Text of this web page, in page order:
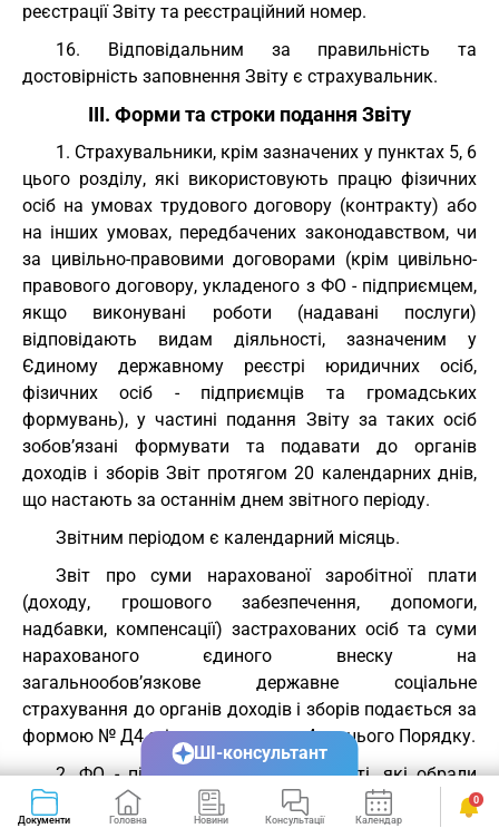
реєстрації Звіту та реєстраційний номер.
16. Відповідальним за правильність та
достовірність заповнення Звіту є страхувальник.
III. Форми та строки подання Звіту
1. Страхувальники, крім зазначених у пунктах 5, 6
цього розділу, які використовують працю фізичних
осіб на умовах трудового договору (контракту) або
на інших умовах, передбачених законодавством, чи
за цивільно-правовими договорами (крім цивільно-
правового договору, укладеного з ФО - підприємцем,
якщо виконувані роботи (надавані послуги)
відповідають видам діяльності, зазначеним у
Єдиному державному реєстрі юридичних осіб,
фізичних осіб - підприємців та громадських
формувань), у частині подання Звіту за таких осіб
зобов’язані формувати та подавати до органів
доходів і зборів Звіт протягом 20 календарних днів,
що настають за останнім днем звітного періоду.
Звітним періодом є календарний місяць.
Звіт про суми нарахованої заробітної плати
(доходу, грошового забезпечення, допомоги,
надбавки, компенсації) застрахованих осіб та суми
нарахованого єдиного внеску на
загальнообов’язкове державне соціальне
страхування до органів доходів і зборів подається за
формою № Д4 згідно з додатком 4 до цього Порядку.
2. ФО - підприємці, у тому числі ті, які обрали
спрощену систему оподаткування, формують та
подають до органів доходів і зборів Звіт самі за себе
Документи Головна Новини Консультації Календар Сервіси
0
ШІ-консультант